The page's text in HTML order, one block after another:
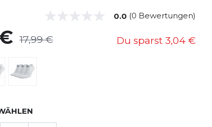
0.0 (0 Bewertungen)
17,99 € Du sparst 3,04 €